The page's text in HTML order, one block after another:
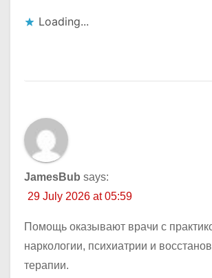
Loading...
JamesBub says:
29 July 2026 at 05:59
Помощь оказывают врачи с
наркологии, психиатрии и
терапии.